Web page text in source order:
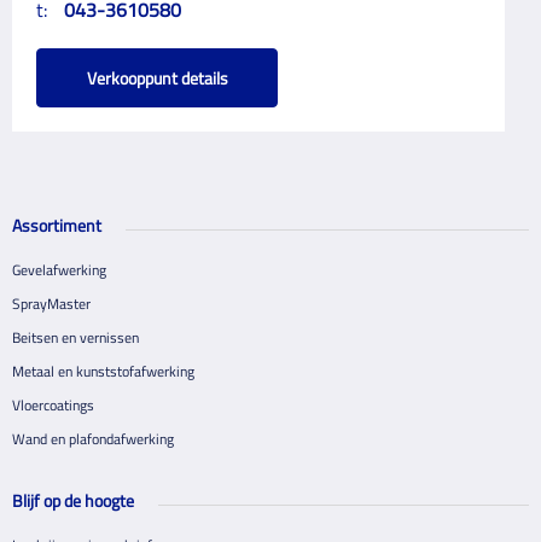
t: 043-3610580
Verkooppunt details
Assortiment
Gevelafwerking
SprayMaster
Beitsen en vernissen
Metaal en kunststofafwerking
Vloercoatings
Wand en plafondafwerking
Blijf op de hoogte